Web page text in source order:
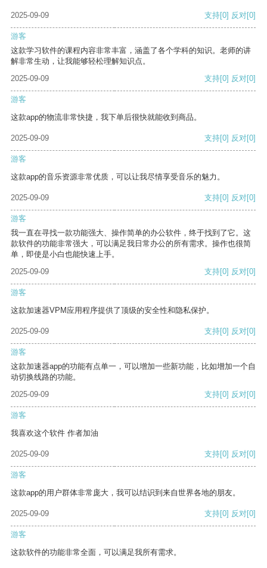
2025-09-09 支持[0] 反对[0]
游客
这款学习软件的课程内容非常丰富，涵盖了各个学科的知识。老师的讲
解非常生动，让我能够轻松理解知识点。
2025-09-09
支持[0] 反对[0]
游客
这款app的物流非常快捷，我下单后很快就能收到商品。
2025-09-09 支持[0] 反对[0]
游客
这款app的音乐资源非常优质，可以让我尽情享受音乐的魅力。
2025-09-09 支持[0] 反对[0]
游客
我一直在寻找一款功能强大、操作简单的办公软件，终于找到了它。这
款软件的功能非常强大，可以满足我日常办公的所有需求。操作也很简
单，即使是小白也能快速上手。
2025-09-09
支持[0] 反对[0]
游客
这款加速器VPM应用程序提供了顶级的安全性和隐私保护。
2025-09-09 支持[0] 反对[0]
游客
这款加速器app的功能有点单一，可以增加一些新功能，比如增加一个自
动切换线路的功能。
2025-09-09
支持[0] 反对[0]
游客
我喜欢这个软件 作者加油
2025-09-09 支持[0] 反对[0]
游客
这款app的用户群体非常庞大，我可以结识到来自世界各地的朋友。
2025-09-09 支持[0] 反对[0]
游客
这款软件的功能非常全面，可以满足我所有需求。